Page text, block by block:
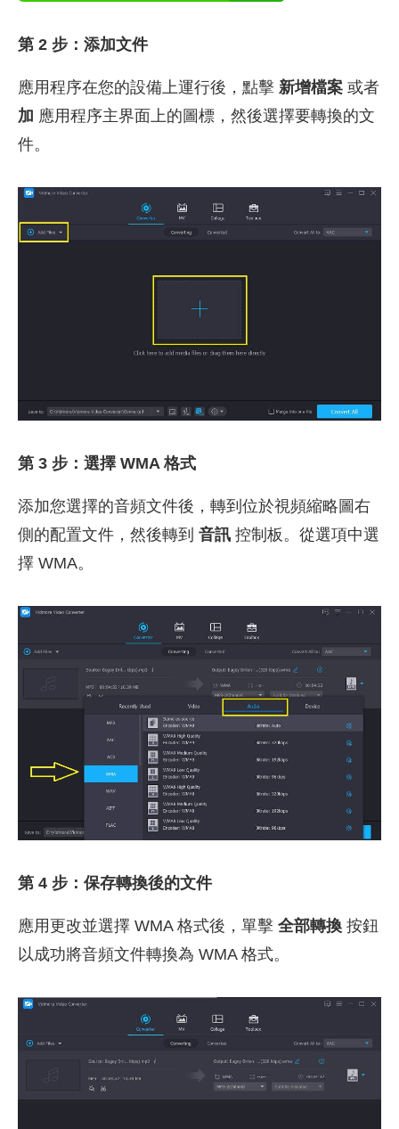
第 2 步：添加文件
應用程序在您的設備上運行後，點擊 新增檔案 或者
加 應用程序主界面上的圖標，然後選擇要轉換的文
件。
第 3 步：選擇 WMA 格式
添加您選擇的音頻文件後，轉到位於視頻縮略圖右
側的配置文件，然後轉到 音訊 控制板。從選項中選
擇 WMA。
第 4 步：保存轉換後的文件
應用更改並選擇 WMA 格式後，單擊 全部轉換 按鈕
以成功將音頻文件轉換為 WMA 格式。